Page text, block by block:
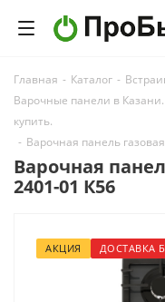
Главная - Каталог -
Варочные панели в
купить.
- Варочная панель
Варочная
2401-01 К56
АКЦИЯ ДОСТАВКА